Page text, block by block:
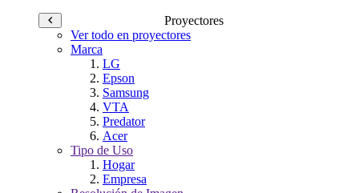
Proyectores
Ver todo en proyectores
Marca
LG
Epson
Samsung
VTA
Predator
Acer
Tipo de Uso
Hogar
Empresa